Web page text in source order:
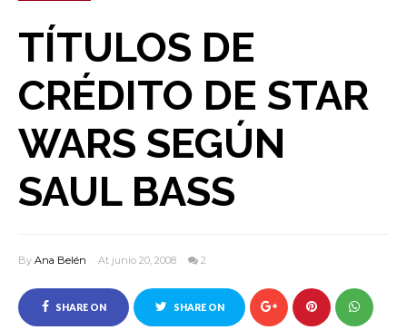
TÍTULOS DE
CRÉDITO DE STAR
WARS SEGÚN
SAUL BASS
By Ana Belén At junio 20, 2008 2
SHARE ON SHARE ON